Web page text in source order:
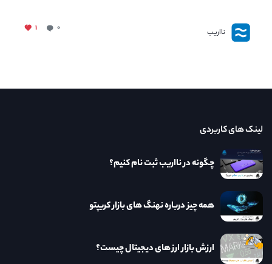
نااریب ۰ ۱
لینک های کاربردی
چگونه در نااریب ثبت نام کنیم؟
همه چیز درباره نهنگ های بازار کریپتو
ارزش بازار ارز های دیجیتال چیست؟